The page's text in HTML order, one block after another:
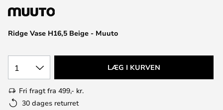
Ridge Vase H16,5 Beige - Muuto
1 LÆG I KURVEN
Fri fragt fra 499,- kr.
30 dages returret